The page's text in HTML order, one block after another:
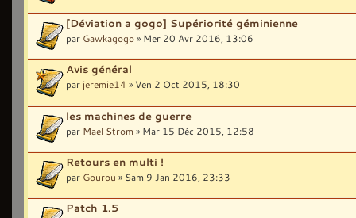
[Déviation a gogo] Supériorité géminienne
par Gawkagogo» Mer 20 Avr 2016, 13:06
Avis général
par jeremie14 » Ven 2 Oct 2015, 18:30
les machines de guerre
par Mael Strom » Mar 15 Déc 2015, 12:58
Retours en multi !
par Gourou » Sam 9 Jan 2016, 23:33
Patch 1.5